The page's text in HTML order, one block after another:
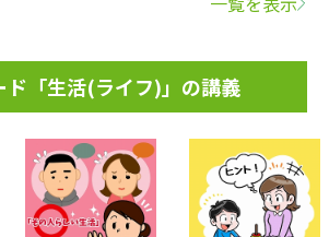
ド「生活(ライフ)」の講義